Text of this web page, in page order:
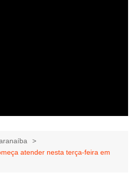
atender nesta terça-feira em